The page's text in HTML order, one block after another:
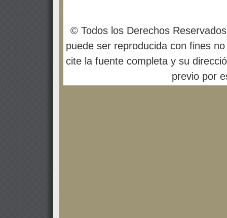
© Todos los Derechos
puede ser reproducida con fines
cite la fuente completa y su
previo por